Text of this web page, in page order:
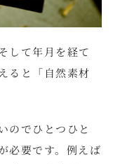
して年月を経て
ると「自然素材
のでひとつひと
必要です。例えば